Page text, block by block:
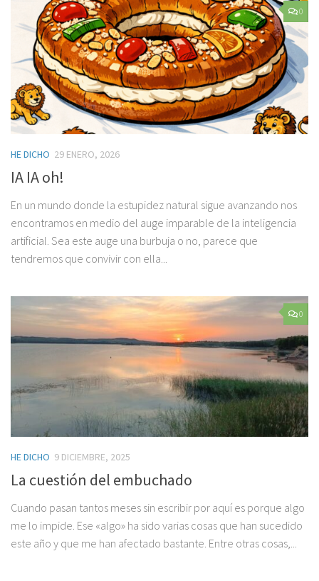
0
HE DICHO 29 ENERO, 2026
IA IA oh!
En un mundo donde la estupidez natural sigue avanzando nos
encontramos en medio del auge imparable de la inteligencia
artificial. Sea este auge una burbuja o no, parece que
tendremos que convivir con ella...
0
HE DICHO 9 DICIEMBRE, 2025
La cuestión del embuchado
Cuando pasan tantos meses sin escribir por aquí es porque algo
me lo impide. Ese «algo» ha sido varias cosas que han sucedido
este año y que me han afectado bastante. Entre otras cosas,...